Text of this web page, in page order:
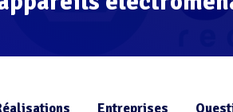
Entreprises